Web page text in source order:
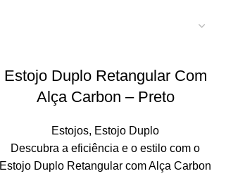
Estojo Duplo Retangular Com
Alça Carbon – Preto
Estojos, Estojo Duplo
Descubra a eficiência e o estilo com o
Estojo Duplo Retangular com Alça Carbon